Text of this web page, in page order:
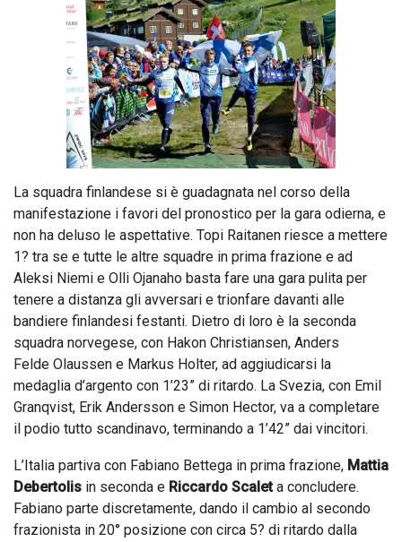
La squadra finlandese si è guadagnata nel corso della
manifestazione i favori del pronostico per la gara odierna, e
non ha deluso le aspettative. Topi Raitanen riesce a mettere
1? tra se e tutte le altre squadre in prima frazione e ad
Aleksi Niemi e Olli Ojanaho basta fare una gara pulita per
tenere a distanza gli avversari e trionfare davanti alle
bandiere finlandesi festanti. Dietro di loro è la seconda
squadra norvegese, con Hakon Christiansen, Anders
Felde Olaussen e Markus Holter, ad aggiudicarsi la
medaglia d’argento con 1’23” di ritardo. La Svezia, con Emil
Granqvist, Erik Andersson e Simon Hector, va a completare
il podio tutto scandinavo, terminando a 1’42” dai vincitori.
L’Italia partiva con Fabiano Bettega in prima frazione, Mattia
Debertolis in seconda e Riccardo Scaleta concludere.
Fabiano parte discretamente, dando il cambio al secondo
frazionista in 20° posizione con circa 5? di ritardo dalla